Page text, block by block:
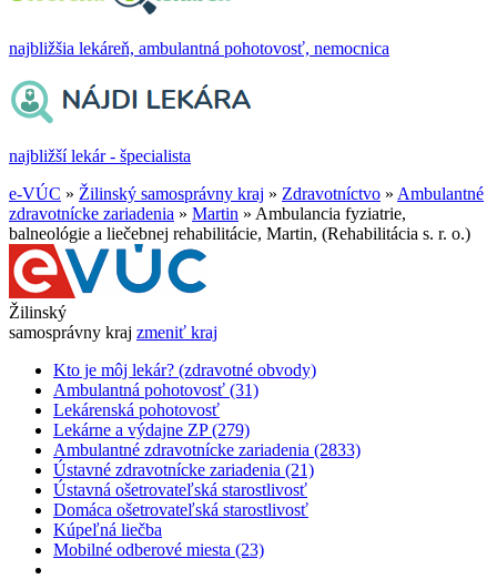
najbližšia lekáreň, ambulantná pohotovosť, nemocnica
najbližší lekár - špecialista
e-VÚC » Žilinský samosprávny kraj » Zdravotníctvo » Ambulantné
zdravotnícke zariadenia » Martin » Ambulancia fyziatrie,
balneológie a liečebnej rehabilitácie, Martin, (Rehabilitácia s. r. o.)
Žilinský
samosprávny kraj zmeniť kraj
Kto je môj lekár? (zdravotné obvody)
Ambulantná pohotovosť (31)
Lekárenská pohotovosť
Lekárne a výdajne ZP (279)
Ambulantné zdravotnícke zariadenia (2833)
Ústavné zdravotnícke zariadenia (21)
Ústavná ošetrovateľská starostlivosť
Domáca ošetrovateľská starostlivosť
Kúpeľná liečba
Mobilné odberové miesta (23)